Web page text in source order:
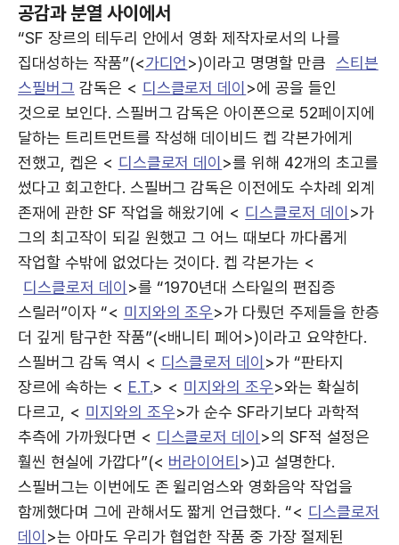
공감과 분열 사이에서
“SF 장르의 테두리 안에서 영화 제작자로서의 나를
집대성하는 작품”(<가디언>)이라고 명명할 만큼 스티븐
스필버그 감독은 < 디스클로저 데이>에 공을 들인
것으로 보인다. 스필버그 감독은 아이폰으로 52페이지에
달하는 트리트먼트를 작성해 데이비드 켑 각본가에게
전했고, 켑은 < 디스클로저 데이>를 위해 42개의 초고를
썼다고 회고한다. 스필버그 감독은 이전에도 수차례 외계
존재에 관한 SF 작업을 해왔기에 < 디스클로저 데이>가
그의 최고작이 되길 원했고 그 어느 때보다 까다롭게
작업할 수밖에 없었다는 것이다. 켑 각본가는 <
디스클로저 데이>를 “1970년대 스타일의 편집증
스릴러”이자 “< 미지와의 조우>가 다뤘던 주제들을 한층
더 깊게 탐구한 작품”(<배니티 페어>)이라고 요약한다.
스필버그 감독 역시 < 디스클로저 데이>가 “판타지
장르에 속하는 < E.T.> < 미지와의 조우>와는 확실히
다르고, < 미지와의 조우>가 순수 SF라기보다 과학적
추측에 가까웠다면 < 디스클로저 데이>의 SF적 설정은
훨씬 현실에 가깝다”(< 버라이어티>)고 설명한다.
스필버그는 이번에도 존 윌리엄스와 영화음악 작업을
함께했다며 그에 관해서도 짧게 언급했다. “< 디스클로저
데이>는 아마도 우리가 협업한 작품 중 가장 절제된